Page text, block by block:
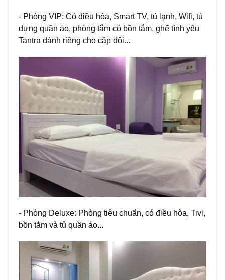
- Phòng VIP: Có điều hòa, Smart TV, tủ lạnh, Wifi, tủ
đựng quần áo, phòng tắm có bồn tắm, ghế tình yêu
Tantra dành riêng cho cặp đôi...
- Phòng Deluxe: Phòng tiêu chuẩn, có điều hòa, Tivi,
bồn tắm và tủ quần áo...